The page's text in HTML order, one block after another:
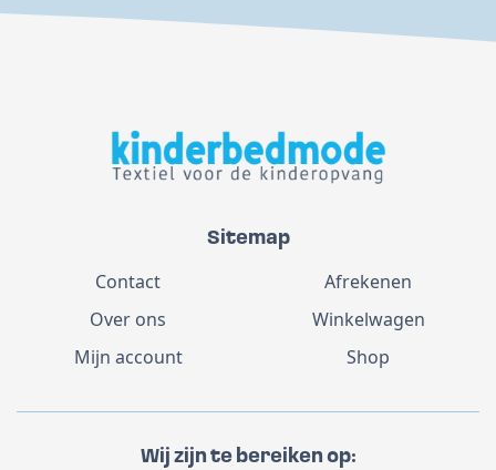
Sitemap
Contact
Over ons
Mijn account
Afrekenen
Winkelwagen
Shop
Wij zijn te bereiken op: